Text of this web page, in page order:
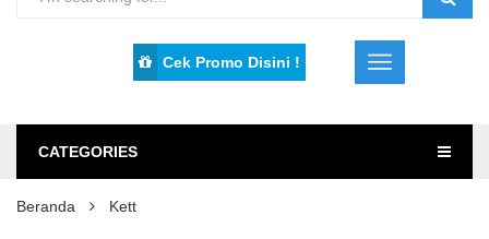
Cek Promo Disini !
CATEGORIES
Beranda Kett